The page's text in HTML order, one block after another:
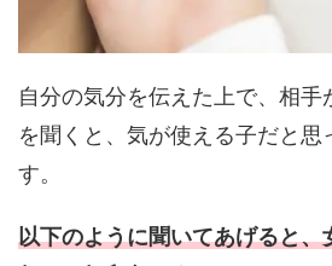
自分の気分を伝えた上で、相
を聞くと、気が使える子だと
す。
以下のように聞いてあげると、